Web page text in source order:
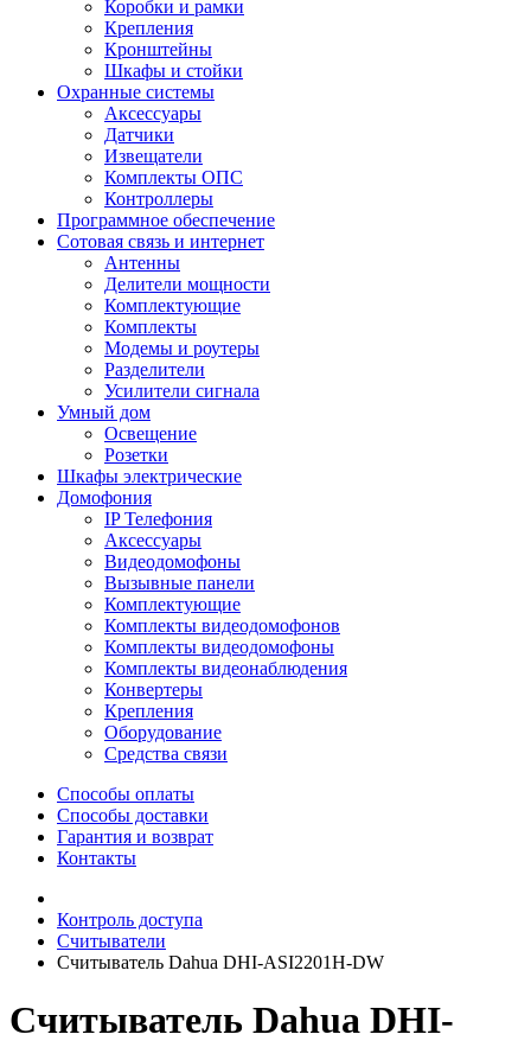
Коробки и рамки
Крепления
Кронштейны
Шкафы и стойки
Охранные системы
Аксессуары
Датчики
Извещатели
Комплекты ОПС
Контроллеры
Программное обеспечение
Сотовая связь и интернет
Антенны
Делители мощности
Комплектующие
Комплекты
Модемы и роутеры
Разделители
Усилители сигнала
Умный дом
Освещение
Розетки
Шкафы электрические
Домофония
IP Телефония
Аксессуары
Видеодомофоны
Вызывные панели
Комплектующие
Комплекты видеодомофонов
Комплекты видеодомофоны
Комплекты видеонаблюдения
Конвертеры
Крепления
Оборудование
Средства связи
Способы оплаты
Способы доставки
Гарантия и возврат
Контакты
Контроль доступа
Считыватели
Считыватель Dahua DHI-ASI2201H-DW
Считыватель Dahua DHI-